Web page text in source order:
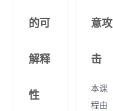
的可
解释
性
意攻
击
本课
程由